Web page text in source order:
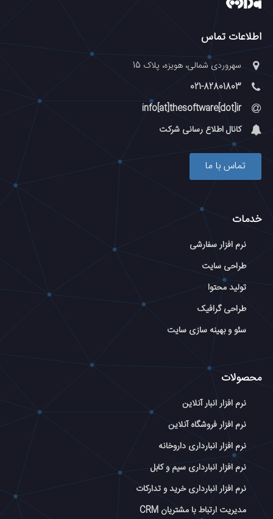
اطلاعات تماس
سهروردی شمالی، هویزه، پلاک 15
021-82801803
info[at]thesoftware[dot]ir
کانال اطلاع رسانی شرکت
تماس با ما
خدمات
نرم افزار سفارشی
طراحی سایت
تولید محتوا
طراحی گرافیک
سئو و بهینه سازی سایت
محصولات
نرم افزار انبار آنلاین
نرم افزار فروشگاه آنلاین
نرم افزار انبارداری داروخانه
نرم افزار انبارداری سیم و کابل
نرم افزار انبارداری خرید و تدارکات
مدیریت ارتباط با مشتریان CRM